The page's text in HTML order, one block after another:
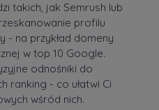
takich, jak Semrush lub
profilu
- na przykład domeny
w top 10 Google.
odnośniki do
ranking - co ułatwi Ci
wśród nich.